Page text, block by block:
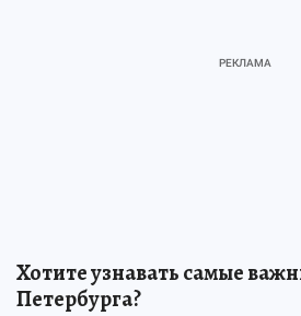
Хотите узнавать самые
Петербурга?